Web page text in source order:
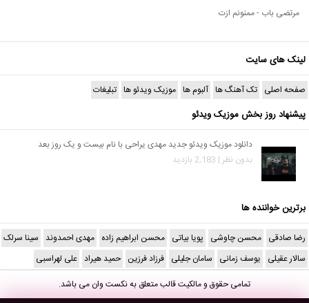
مرتضی باب - ممنونم ازت
لینک های سایت
صفحه اصلی تک آهنگ ها آلبوم ها موزیک ویدئو ها تبلیغات
پیشنهاد روز بخش موزیک ویدئو
دانلود موزیک ویدئو جدید مهدی یراحی با نام بیست و یک روز بعد
بدون نظر | 2,183 بازدید
برترین خواننده ها
رضا صادقی محسن چاوشی پویا بیاتی محسن ابراهیم زاده مهدی احمدوند سینا سرلک
سالار عقیلی یوسف زمانی سامان جلیلی فرزاد فرزین حمید هیراد علی لهراسبی
تمامی حقوق و مالکیت قالب متعلق بهنکست وانمی باشد.